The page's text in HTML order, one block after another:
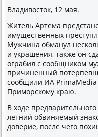
Владивосток, 12 мая.
Житель Артема
имущественных
Мужчина обманул
и украшения, также он
ограбил с сообщником
причиненный
сообщили ИА
Приморскому краю.
В ходе
летний обвиняемый
доверие, после чего